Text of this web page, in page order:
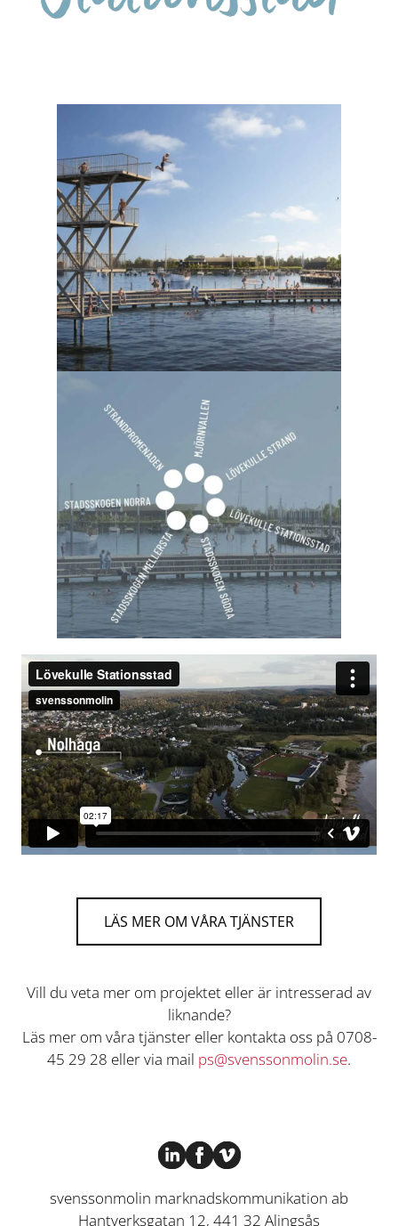
LÄS MER OM VÅRA TJÄNSTER
Vill du veta mer om projektet eller är intresserad av
liknande?
Läs mer om våra tjänster eller kontakta oss på 0708-
45 29 28 eller via mail ps@svenssonmolin.se.
svenssonmolin marknadskommunikation ab
Hantverksgatan 12, 441 32 Alingsås